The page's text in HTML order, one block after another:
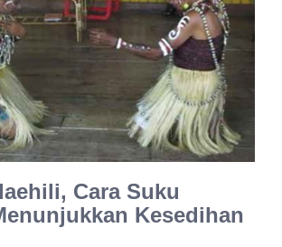
Cara Suku
Kesedihan